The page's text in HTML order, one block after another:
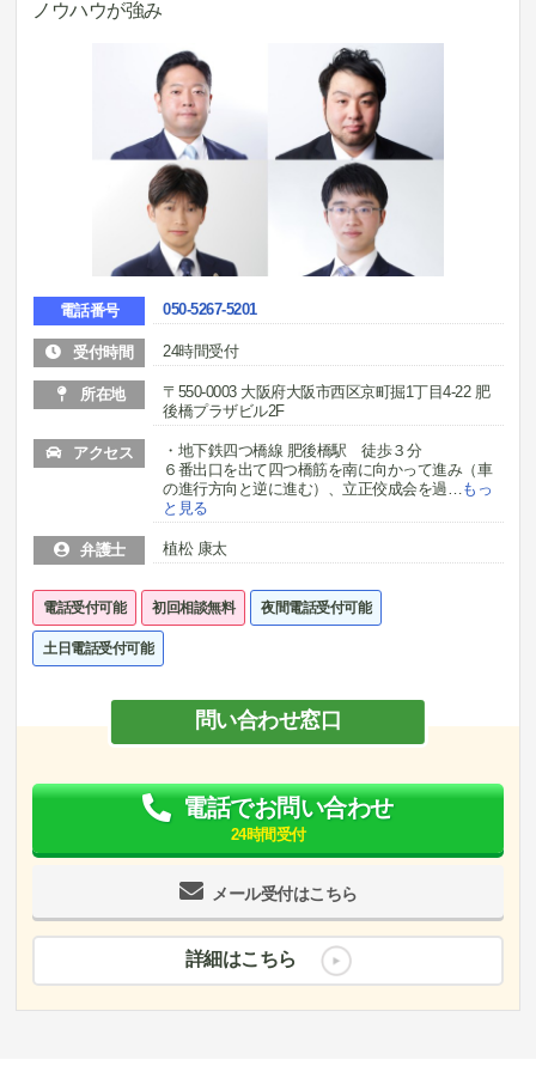
ノウハウが強み
電話番号 050-5267-5201
受付時間 24時間受付
所在地
〒550-0003 大阪府大阪市西区京町掘1丁目4-22 肥
後橋プラザビル2F
アクセス
・地下鉄四つ橋線 肥後橋駅 徒歩３分
６番出口を出て四つ橋筋を南に向かって進み（車
の進行方向と逆に進む）、立正佼成会を過…もっ
と見る
弁護士 植松 康太
電話受付可能 初回相談無料 夜間電話受付可能
土日電話受付可能
問い合わせ窓口
メール受付はこちら
電話でお問い合わせ
24時間受付
詳細はこちら